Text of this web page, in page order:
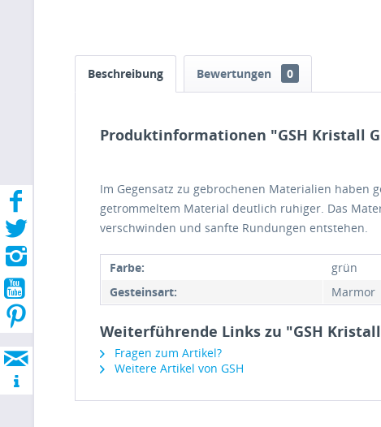
Beschreibung Bewertungen 0
Produktinformationen "GSH Kristall
Im Gegensatz zu gebrochenen Materialien haben
getrommeltem Material deutlich ruhiger. Das
verschwinden und sanfte Rundungen entstehen.
Farbe:
grün
Gesteinsart:
Marmor
Weiterführende Links zu "GSH
Fragen zum Artikel?
Weitere Artikel von GSH